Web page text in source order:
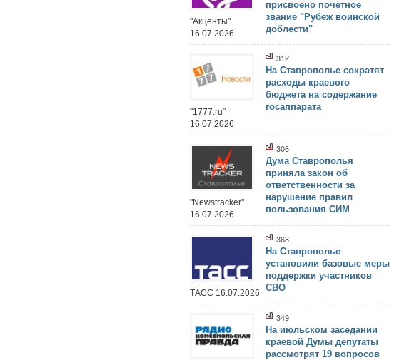
присвоено почетное
звание "Рубеж воинской
доблести"
"Акценты"
16.07.2026
312
На Ставрополье сократят
расходы краевого
бюджета на содержание
госаппарата
"1777.ru"
16.07.2026
306
Дума Ставрополья
приняла закон об
ответственности за
нарушение правил
пользования СИМ
"Newstracker"
16.07.2026
368
На Ставрополье
установили базовые меры
поддержки участников
СВО
ТАСС 16.07.2026
349
На июльском заседании
краевой Думы депутаты
рассмотрят 19 вопросов